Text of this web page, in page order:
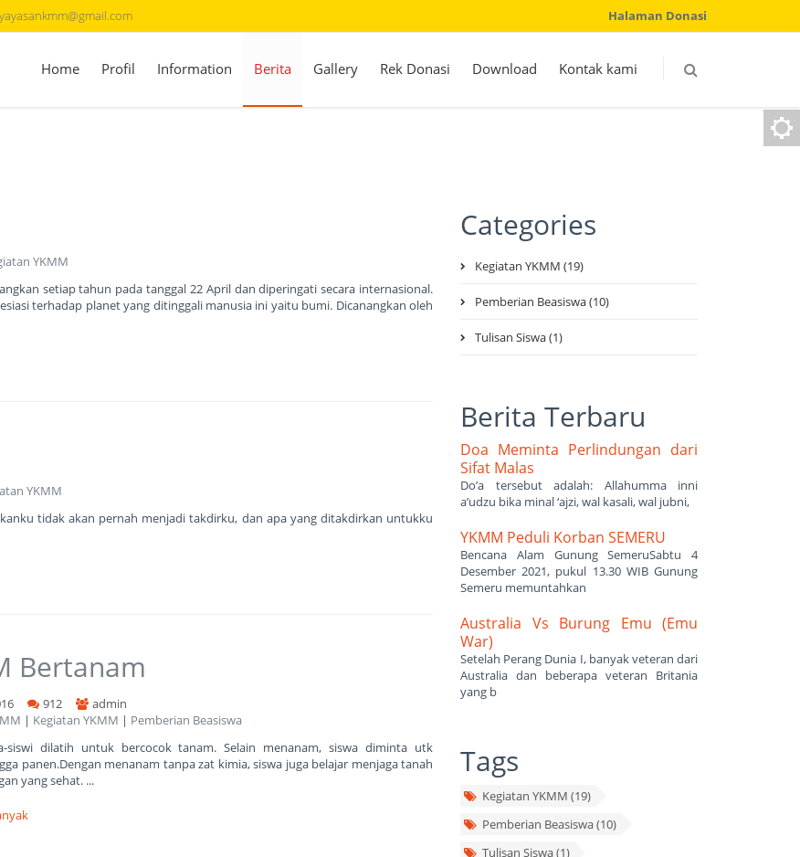
yayasankmm@gmail.com Halaman Donasi
Home Profil Information Berita Gallery Rek Donasi Download Kontak kami
YKMM
setiap tahun pada tanggal 22 April dan diperingati secara internasional.
terhadap planet yang ditinggali manusia ini yaitu bumi. Dicanangkan oleh
YKMM
tidak akan pernah menjadi takdirku, dan apa yang ditakdirkan untukku
Bertanam
912
admin
| Kegiatan YKMM | Pemberian Beasiswa
siswi dilatih untuk bercocok tanam. Selain menanam, siswa diminta utk
panen.Dengan menanam tanpa zat kimia, siswa juga belajar menjaga tanah
yang sehat. ...
Categories
Kegiatan YKMM (19)
Pemberian Beasiswa (10)
Tulisan Siswa (1)
Berita Terbaru
Doa Meminta Perlindungan dari
Sifat Malas
Do’a tersebut adalah: Allahumma inni
a’udzu bika minal ‘ajzi, wal kasali, wal jubni,
YKMM Peduli Korban SEMERU
Bencana Alam Gunung SemeruSabtu 4
Desember 2021, pukul 13.30 WIB Gunung
Semeru memuntahkan
Australia Vs Burung Emu (Emu
War)
Setelah Perang Dunia I, banyak veteran dari
Australia dan beberapa veteran Britania
yang b
Tags
Kegiatan YKMM (19)
Pemberian Beasiswa (10)
Tulisan Siswa (1)